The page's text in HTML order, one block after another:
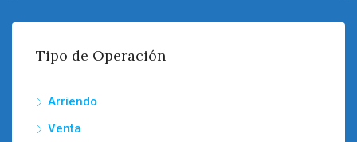
Tipo de Operación
Arriendo
Venta